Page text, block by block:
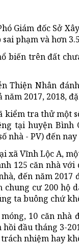
Giám đốc Sở
phạm và hơn
biến trên đất
Thiện Nhân
năm 2017, 2018,
kiểm tra thử một
tại huyện Bình
nhà - PV) đến
xã Vĩnh Lộc A,
125 căn nhà
đến năm
cư 200 hộ
ta buông chứ
10 căn
đầu tháng 3-
nhiệm hay